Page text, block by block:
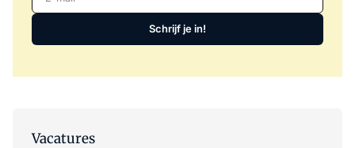
Schrijf je in!
Vacatures